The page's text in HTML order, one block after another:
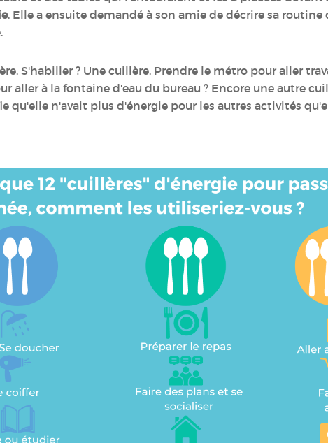
. Elle a ensuite demandé à son amie de décrire sa
S'habiller ? Une cuillère. Prendre le métro pour aller
aller à la fontaine d'eau du bureau ? Encore une autre
qu'elle n'avait plus d'énergie pour les autres activités